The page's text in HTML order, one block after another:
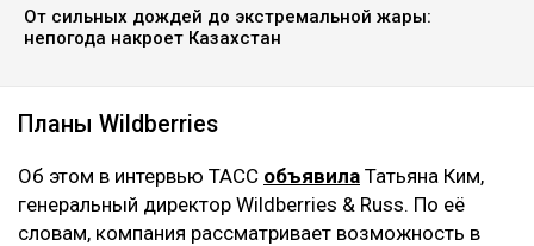
От сильных дождей до экстремальной жары:
непогода накроет Казахстан
Планы Wildberries
Об этом в интервью ТАСС объявила Татьяна Ким,
генеральный директор Wildberries & Russ. По её
словам, компания рассматривает возможность в